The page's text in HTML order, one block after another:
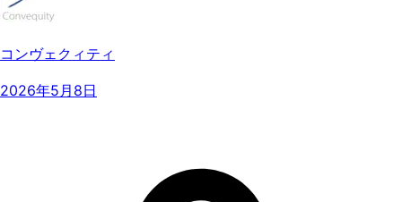
コンヴェクィティ
2026年5月8日